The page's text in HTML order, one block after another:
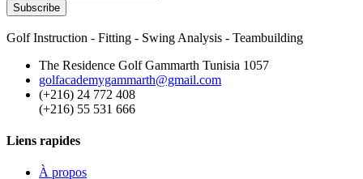
Subscribe
Golf Instruction - Fitting - Swing Analysis - Teambuilding
The Residence Golf Gammarth Tunisia 1057
golfacademygammarth@gmail.com
(+216) 24 772 408
(+216) 55 531 666
Liens rapides
À propos